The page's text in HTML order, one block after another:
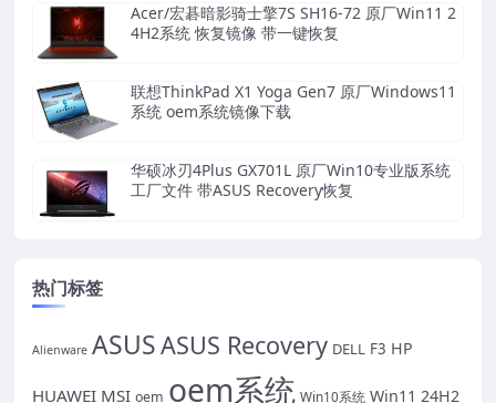
Acer/宏碁暗影骑士擎7S SH16-72 原厂Win11 2
4H2系统 恢复镜像 带一键恢复
联想ThinkPad X1 Yoga Gen7 原厂Windows11
系统 oem系统镜像下载
华硕冰刃4Plus GX701L 原厂Win10专业版系统
工厂文件 带ASUS Recovery恢复
热门标签
Alienware ASUSASUS Recovery DELL F3 HP
HUAWEI MSI oem oem系统 Win10系统 Win11 24H2